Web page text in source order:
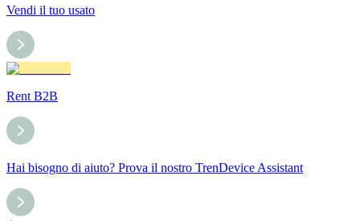
Vendi il tuo usato
Rent B2B
Hai bisogno di aiuto? Prova il nostro TrenDevice Assistant